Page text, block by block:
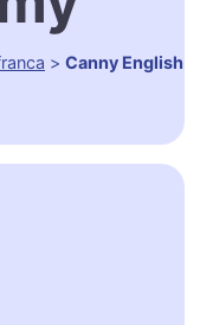
> Canny English